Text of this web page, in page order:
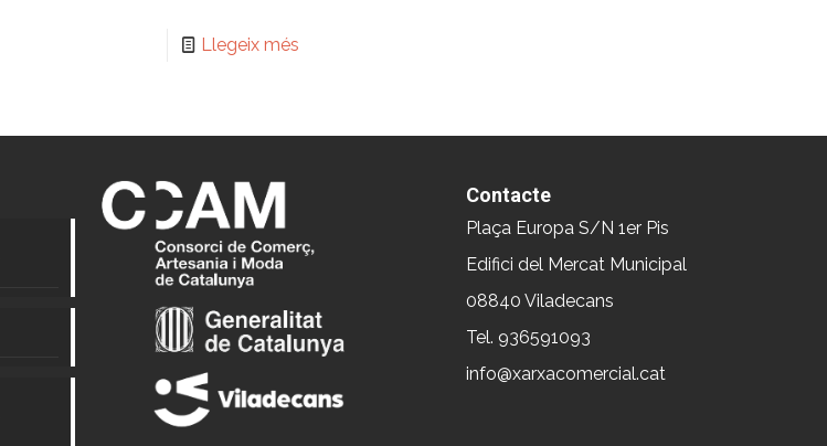
Llegeix més
Contacte
Plaça Europa S/N 1er Pis
Edifici del Mercat Municipal
08840 Viladecans
Tel. 936591093
info@xarxacomercial.cat